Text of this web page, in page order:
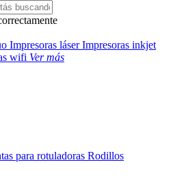
Impresoras láserImpresoras inkjet
wifi Ver más
para rotuladoras Rodillos